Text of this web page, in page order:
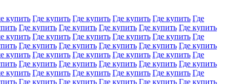
купить Где купить Где купить Где купить Где купить Где
Где купить Где купить Где купить Где купить Где купить
купить Где купить Где купить Где купить Где купить Где
Где купить Где купить Где купить Где купить Где купить
купить Где купить Где купить Где купить Где купить Где
Где купить Где купить Где купить Где купить Где купить
купить Где купить Где купить Где купить Где купить Где
Где купить Где купить Где купить Где купить Где купить